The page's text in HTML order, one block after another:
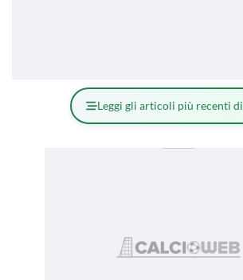
Leggi gli articoli più recenti di